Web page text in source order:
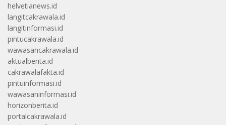
helvetianews.id
langitcakrawala.id
langitinformasi.id
pintucakrawala.id
wawasancakrawala.id
aktualberita.id
cakrawalafakta.id
pintuinformasi.id
wawasaninformasi.id
horizonberita.id
portalcakrawala.id